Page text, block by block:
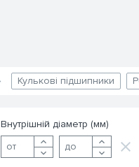
Кулькові підшипники
Внутрішній діаметр (мм)